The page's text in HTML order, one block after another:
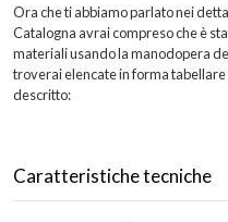
Ora che ti abbiamo parlato nei
Catalogna avrai compreso che è
materiali usando la manodopera
troverai elencate in forma
descritto:
Caratteristiche tecniche